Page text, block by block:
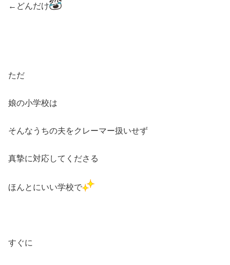
←どんだけ
ただ
娘の小学校は
そんなうちの夫をクレーマー扱いせず
真摯に対応してくださる
ほんとにいい学校で
すぐに